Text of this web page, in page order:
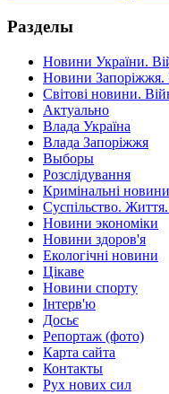
Разделы
Новини України.
Новини Запоріжжя.
Світові новини.
Актуально
Влада Україна
Влада Запоріжжя
Выборы
Розслідування
Кримінальні новини
Суспільство.
Новини экономіки
Новини здоров'я
Екологічні новини
Цікаве
Новини спорту
Інтерв'ю
Досьє
Репортаж (фото)
Карта сайта
Контакты
Рух нових сил